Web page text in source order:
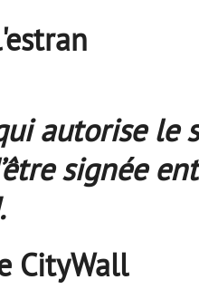
autorise le
signée
CityWall